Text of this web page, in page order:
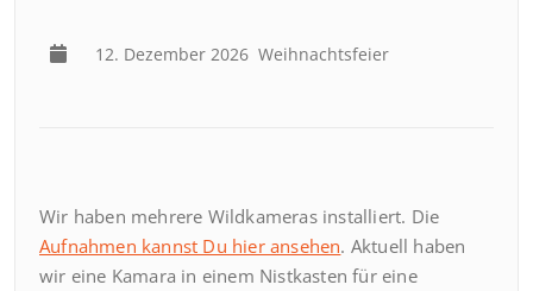
12. Dezember 2026 Weihnachtsfeier
Wir haben mehrere Wildkameras installiert. Die
Aufnahmen kannst Du hier ansehen. Aktuell haben
wir eine Kamara in einem Nistkasten für eine